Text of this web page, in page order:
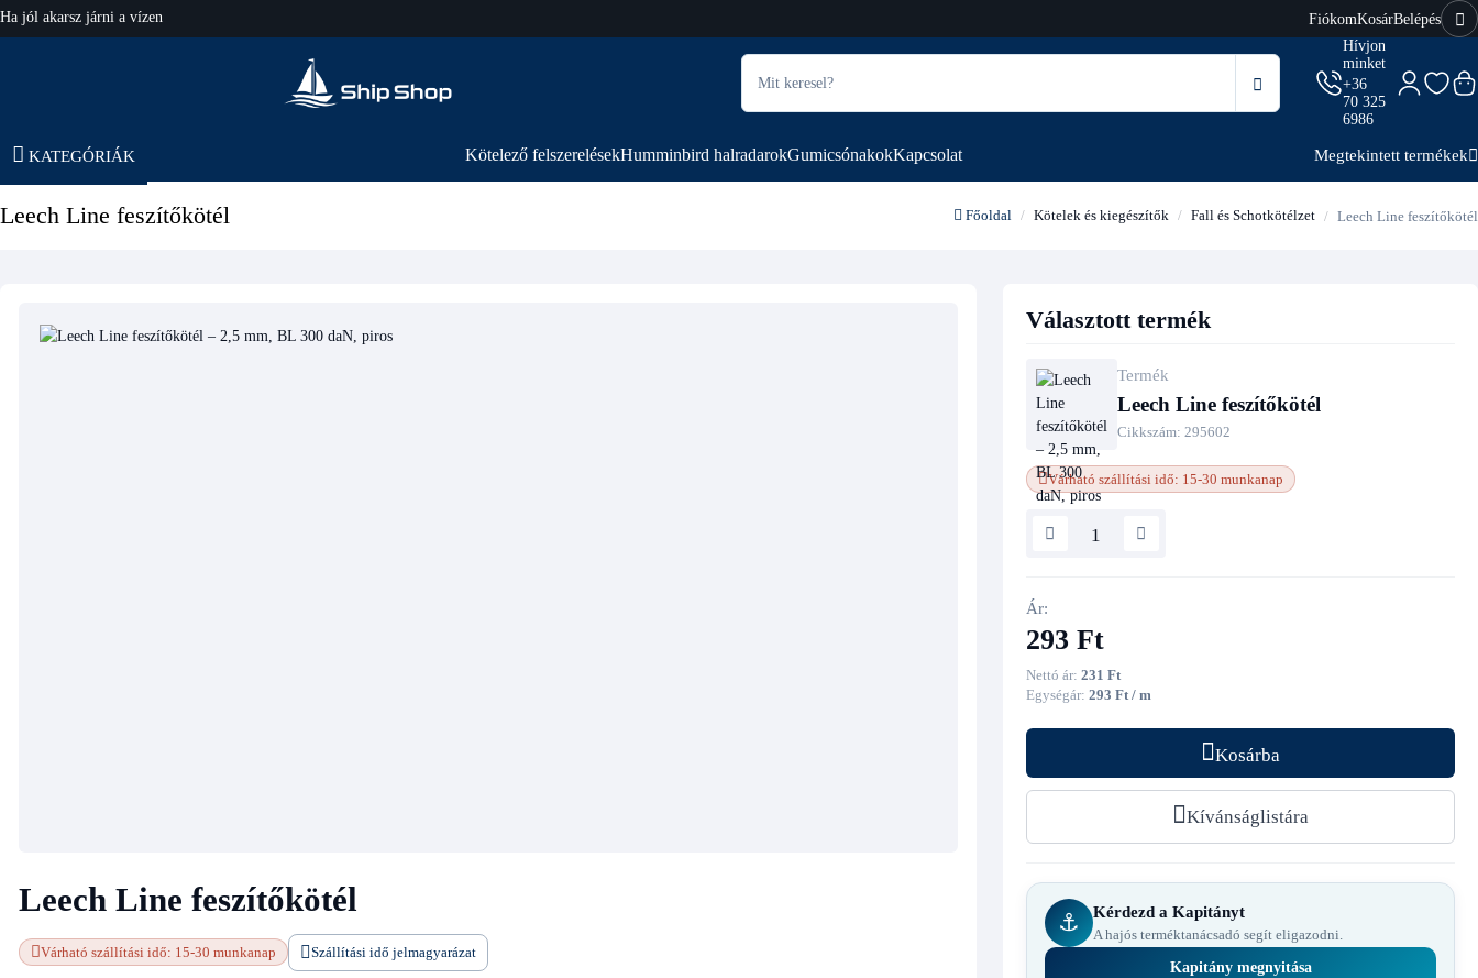
Ha jól akarsz járni a vízen
hajo-felszereles.hu
FiókomKosárBelépés
Hívjon
minket
+36
70 325
6986
KATEGÓRIÁK Kötelező felszerelésekHumminbird halradarokGumicsónakokKapcsolat Megtekintett termékek
Leech Line feszítőkötél Főoldal Kötelek és kiegészítők Fall és Schotkötélzet Leech Line feszítőkötél
Leech Line feszítőkötél
Várható szállítási idő: 15-30 munkanap Szállítási idő jelmagyarázat
Választott termék
Termék
Leech Line feszítőkötél
Cikkszám: 295602
Várható szállítási idő: 15-30 munkanap
Ár:
293 Ft
Nettó ár:231 Ft
Egységár:293 Ft / m
Kosárba
Kívánságlistára
⚓ Kérdezd a Kapitányt
A hajós terméktanácsadó segít eligazodni.
Kapitány megnyitása